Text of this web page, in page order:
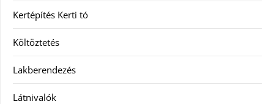
Kertépítés Kerti tó
Költöztetés
Lakberendezés
Látnivalók